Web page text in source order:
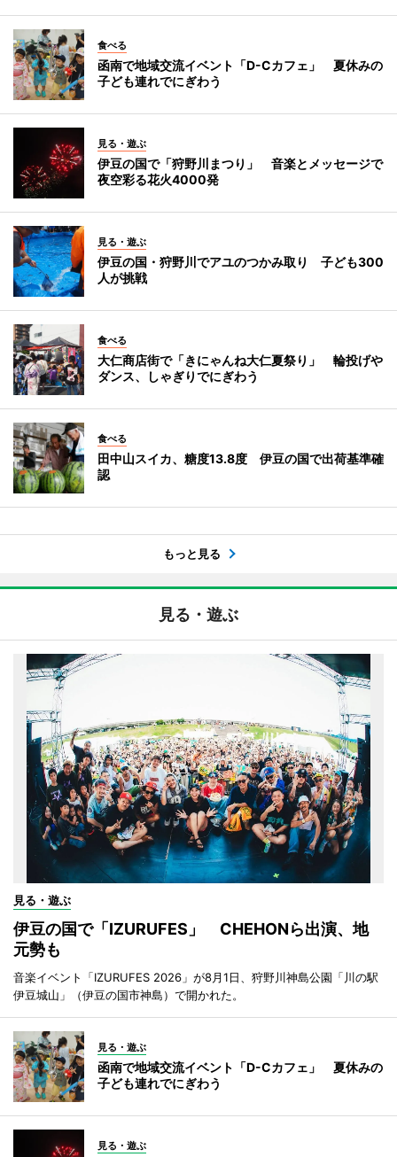
食べる
函南で地域交流イベント「D-Cカフェ」 夏休みの
子ども連れでにぎわう
見る・遊ぶ
伊豆の国で「狩野川まつり」 音楽とメッセージで
夜空彩る花火4000発
見る・遊ぶ
伊豆の国・狩野川でアユのつかみ取り 子ども300
人が挑戦
食べる
大仁商店街で「きにゃんね大仁夏祭り」 輪投げや
ダンス、しゃぎりでにぎわう
食べる
田中山スイカ、糖度13.8度 伊豆の国で出荷基準確
認
もっと見る
見る・遊ぶ
見る・遊ぶ
伊豆の国で「IZURUFES」 CHEHONら出演、地
元勢も
音楽イベント「IZURUFES 2026」が8月1日、狩野川神島公園「川の駅
伊豆城山」（伊豆の国市神島）で開かれた。
見る・遊ぶ
函南で地域交流イベント「D-Cカフェ」 夏休みの
子ども連れでにぎわう
見る・遊ぶ